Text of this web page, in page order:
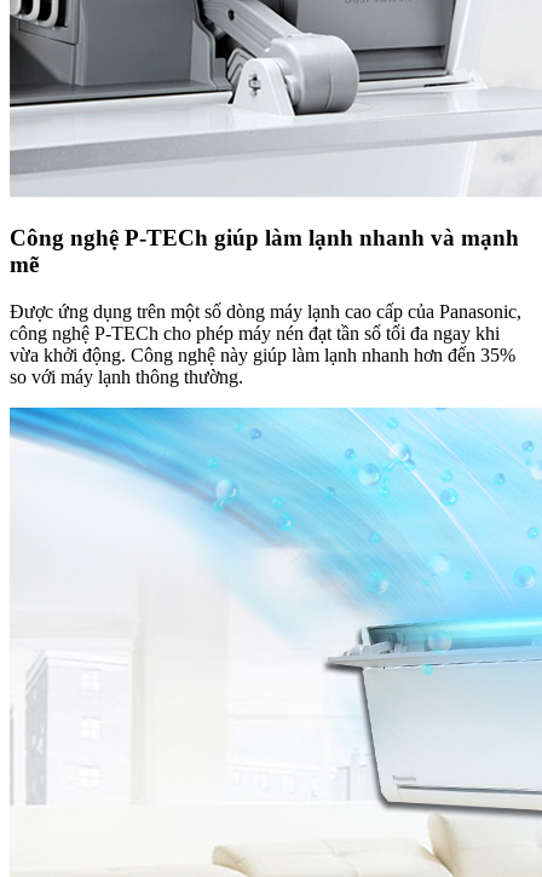
Công nghệ P-TECh giúp làm lạnh nhanh và mạnh
mẽ
Được ứng dụng trên một số dòng máy lạnh cao cấp của Panasonic,
công nghệ P-TECh cho phép máy nén đạt tần số tối đa ngay khi
vừa khởi động. Công nghệ này giúp làm lạnh nhanh hơn đến 35%
so với máy lạnh thông thường.